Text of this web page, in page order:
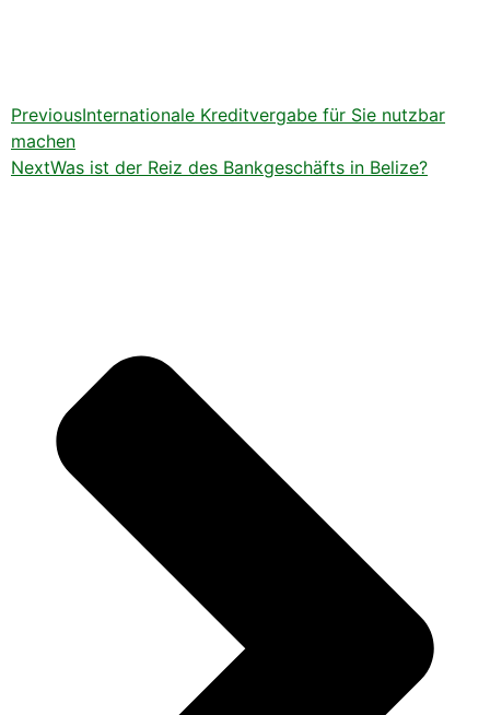
PreviousInternationale Kreditvergabe für Sie nutzbar
machen
NextWas ist der Reiz des Bankgeschäfts in Belize?